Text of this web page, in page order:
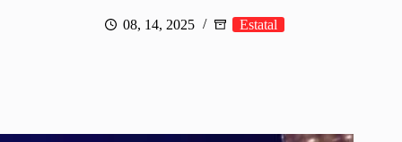
08, 14, 2025 Estatal